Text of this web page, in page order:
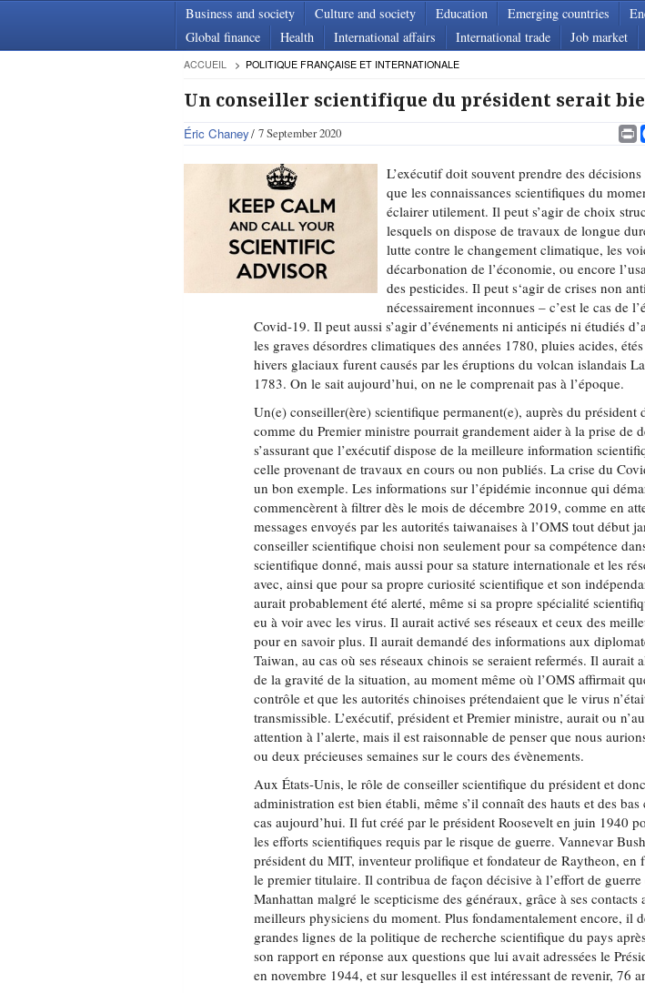
Business and society Culture and society Education Emerging countries
Global finance
Health International affairs International trade Job market
ACCUEIL POLITIQUE FRANÇAISE ET INTERNATIONALE
Un conseiller scientifique du président serait
Éric Chaney 7 September 2020
L’exécutif doit souvent prendre des décisions
que les connaissances scientifiques du
éclairer utilement. Il peut s’agir de choix
lesquels on dispose de travaux de longue
lutte contre le changement climatique, les
décarbonation de l’économie, ou encore
des pesticides. Il peut s‘agir de crises non
nécessairement inconnues – c’est le cas de
Covid-19. Il peut aussi s’agir d’événements ni anticipés ni étudiés
les graves désordres climatiques des années 1780, pluies acides,
hivers glaciaux furent causés par les éruptions du volcan islandais
1783. On le sait aujourd’hui, on ne le comprenait pas à l’époque.
Un(e) conseiller(ère) scientifique permanent(e), auprès du président
comme du Premier ministre pourrait grandement aider à la prise de
s’assurant que l’exécutif dispose de la meilleure information
celle provenant de travaux en cours ou non publiés. La crise du
un bon exemple. Les informations sur l’épidémie inconnue qui
commencèrent à filtrer dès le mois de décembre 2019, comme en
messages envoyés par les autorités taiwanaises à l’OMS tout début
conseiller scientifique choisi non seulement pour sa compétence
scientifique donné, mais aussi pour sa stature internationale et les
avec, ainsi que pour sa propre curiosité scientifique et son
aurait probablement été alerté, même si sa propre spécialité
eu à voir avec les virus. Il aurait activé ses réseaux et ceux des
pour en savoir plus. Il aurait demandé des informations aux
Taiwan, au cas où ses réseaux chinois se seraient refermés. Il aurait
de la gravité de la situation, au moment même où l’OMS affirmait
contrôle et que les autorités chinoises prétendaient que le virus
transmissible. L’exécutif, président et Premier ministre, aurait ou
attention à l’alerte, mais il est raisonnable de penser que nous
ou deux précieuses semaines sur le cours des évènements.
Aux États-Unis, le rôle de conseiller scientifique du président et
administration est bien établi, même s’il connaît des hauts et des bas
cas aujourd’hui. Il fut créé par le président Roosevelt en juin 1940
les efforts scientifiques requis par le risque de guerre. Vannevar
président du MIT, inventeur prolifique et fondateur de Raytheon, en
le premier titulaire. Il contribua de façon décisive à l’effort de
Manhattan malgré le scepticisme des généraux, grâce à ses contacts
meilleurs physiciens du moment. Plus fondamentalement encore, il
grandes lignes de la politique de recherche scientifique du pays
son rapport en réponse aux questions que lui avait adressées le
en novembre 1944, et sur lesquelles il est intéressant de revenir, 76